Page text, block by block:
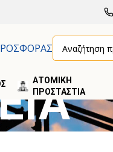
ΑΤΟΜΙΚΗ
ΠΡΟΣΤΑΣΤΙΑ